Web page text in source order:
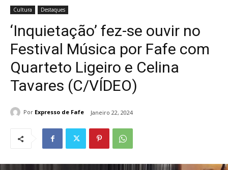
Cultura Destaques
‘Inquietação’ fez-se ouvir no
Festival Música por Fafe com
Quarteto Ligeiro e Celina
Tavares (C/VÍDEO)
Por Expresso de Fafe Janeiro 22, 2024